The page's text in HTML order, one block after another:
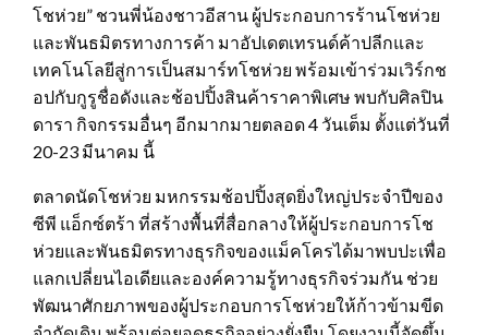
โชห่วย” ชวนพี่น้องชาวอีสาน ผู้ประกอบการร้านโชห่วย
และพันธมิตรทางการค้า มาอัปเดตเทรนด์ค้าปลีกและ
เทคโนโลยีสู่การเป็นสมาร์ทโชห่วย พร้อมเข้าร่วมเวิร์กช
อปกับกูรูชื่อดังและช้อปปิ้งสินค้าราคาพิเศษ พบกับศิลปิน
ดารา กิจกรรมอื่นๆ อีกมากมายตลอด 4 วันเต็ม ตั้งแต่วันที่
20-23 มีนาคม นี้
ตลาดนัดโชห่วย มหกรรมช้อปปิ้งสุดยิ่งใหญ่ประจำปีของ
ซีพี แอ็กซ์ตร้า ที่สร้างพื้นที่สื่อกลางให้ผู้ประกอบการโช
ห่วยและพันธมิตรทางธุรกิจของแม็คโครได้มาพบปะเพื่อ
แลกเปลี่ยนไอเดียและองค์ความรู้ทางธุรกิจร่วมกัน ช่วย
พัฒนาศักยภาพของผู้ประกอบการโชห่วยให้ก้าวข้ามขีด